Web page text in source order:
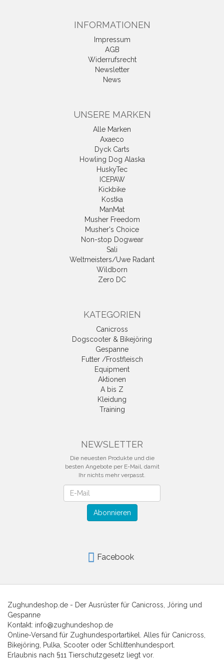
INFORMATIONEN
Impressum
AGB
Widerrufsrecht
Newsletter
News
UNSERE MARKEN
Alle Marken
Axaeco
Dyck Carts
Howling Dog Alaska
HuskyTec
ICEPAW
Kickbike
Kostka
ManMat
Musher Freedom
Musher's Choice
Non-stop Dogwear
Sali
Weltmeisters/Uwe Radant
Wildborn
Zero DC
KATEGORIEN
Canicross
Dogscooter & Bikejöring
Gespanne
Futter /Frostfleisch
Equipment
Aktionen
A bis Z
Kleidung
Training
NEWSLETTER
Die neuesten Produkte und die
besten Angebote per E-Mail, damit
Ihr nichts mehr verpasst.
Abonnieren
Facebook
Zughundeshop.de - Der Ausrüster für Canicross, Jöring und
Gespanne
Kontakt: info@zughundeshop.de
Online-Versand für Zughundesportartikel. Alles für Canicross,
Bikejöring, Pulka, Scooter oder Schlittenhundesport.
Erlaubnis nach §11 Tierschutzgesetz liegt vor.